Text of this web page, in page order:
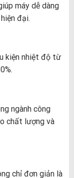
máy dễ dàng
đại.
kiện nhiệt độ từ
ngành công
chất lượng và
chỉ đơn giản là